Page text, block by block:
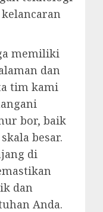
memiliki
dan
tim kami
bor, baik
besar.
di
dan
Anda.